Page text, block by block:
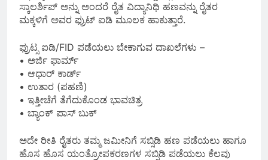
ಸ್ಕಾಲರ್ಶಿಪ್ ಅನ್ನು ಅಂದರೆ ರೈತ ವಿದ್ಯಾನಿಧಿ ಹಣವನ್ನು ರೈತರ
ಮಕ್ಕಳಿಗೆ ಅವರ ಫ್ರುಟ್ ಐಡಿ ಮೂಲಕ ಹಾಕುತ್ತಾರೆ.
ಫ್ರುಟ್ಸ ಐಡಿ/FID ಪಡೆಯಲು ಬೇಕಾಗುವ ದಾಖಲೆಗಳು –
• ಅರ್ಜಿ ಫಾರ್ಮ್
• ಆಧಾರ್ ಕಾರ್ಡ್
• ಉತಾರ (ಪಹಣಿ)
• ಇತ್ತೀಚೆಗೆ ತೆಗೆದುಕೊಂಡ ಭಾವಚಿತ್ರ
• ಬ್ಯಾಂಕ್ ಪಾಸ್ ಬುಕ್
ಅದೇ ರೀತಿ ರೈತರು ತಮ್ಮ ಜಮೀನಿಗೆ ಸಬ್ಸಿಡಿ ಹಣ ಪಡೆಯಲು ಹಾಗೂ
ಹೊಸ ಹೊಸ ಯಂತ್ರೋಪಕರಣಗಳ ಸಬ್ಸಿಡಿ ಪಡೆಯಲು ಕೆಲವು